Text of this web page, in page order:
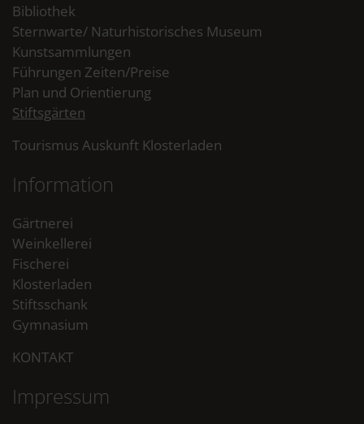
Bibliothek
Sternwarte/ Naturhistorisches Museum
Kunstsammlungen
Führungen Zeiten/Preise
Plan und Orientierung
Stiftsgärten
Tourismus Auskunft Klosterladen
Information
Gärtnerei
Weinkellerei
Fischerei
Klosterladen
Stiftsschank
Gymnasium
KONTAKT
Impressum